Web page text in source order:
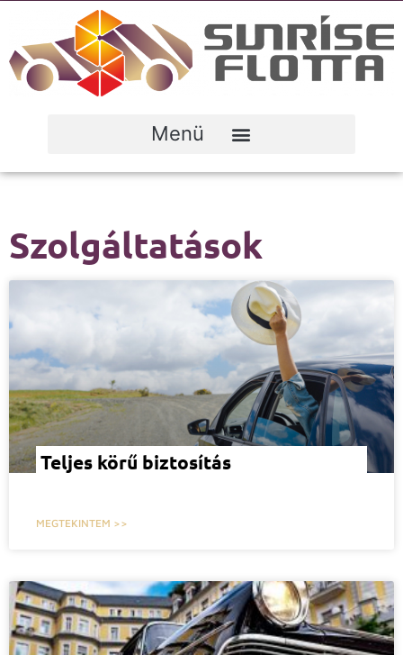
Szolgáltatások
Teljes körű biztosítás
MEGTEKINTEM >>